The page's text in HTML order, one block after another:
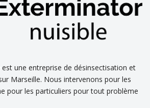
une entreprise de désinsectisation et
Marseille. Nous intervenons pour les
pour les particuliers pour tout problème